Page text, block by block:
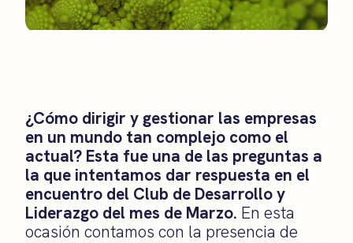
¿Cómo dirigir y gestionar las empresas
en un mundo tan complejo como el
actual? Esta fue una de las preguntas a
la que intentamos dar respuesta en el
encuentro del Club de Desarrollo y
Liderazgo del mes de Marzo. En esta
ocasión contamos con la presencia de